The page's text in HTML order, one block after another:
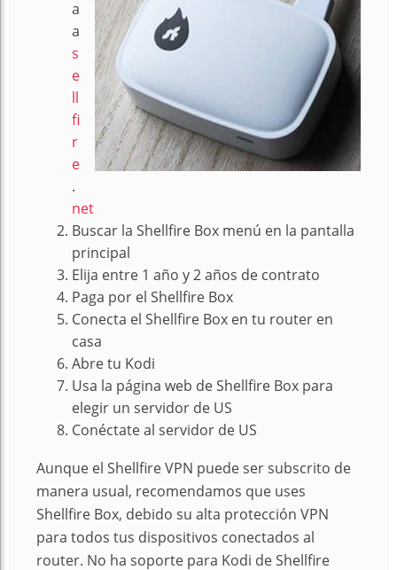
a
a
s
e
ll
fi
r
e
.
net
Buscar la Shellfire Box menú en la pantalla
principal
Elija entre 1 año y 2 años de contrato
Paga por el Shellfire Box
Conecta el Shellfire Box en tu router en
casa
Abre tu Kodi
Usa la página web de Shellfire Box para
elegir un servidor de US
Conéctate al servidor de US
Aunque el Shellfire VPN puede ser subscrito de
manera usual, recomendamos que uses
Shellfire Box, debido su alta protección VPN
para todos tus dispositivos conectados al
router. No ha soporte para Kodi de Shellfire